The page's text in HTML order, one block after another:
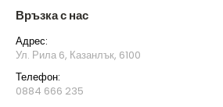
Връзка с нас
Адрес:
Ул. Рила 6, Казанлък, 6100
Телефон:
0884 666 235